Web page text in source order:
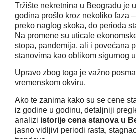
Tržište nekretnina u Beogradu je
godina prošlo kroz nekoliko faza
preko naglog skoka, do perioda
Na promene su uticale
stopa, pandemija, ali i povećana
stanovima kao oblikom sigurnog
Upravo zbog toga je važno
vremenskom okviru.
Ako te zanima kako su se cene
iz godine u godinu, detaljniji
analizi istorije cena stanova u
jasno vidljivi periodi rasta,